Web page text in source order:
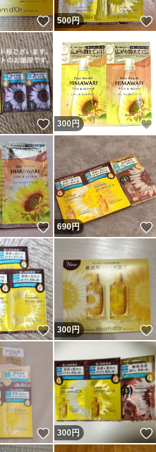
いいね！
500円
いいね！
300円
いいね！
690円
いいね！
300円
いいね！
300円